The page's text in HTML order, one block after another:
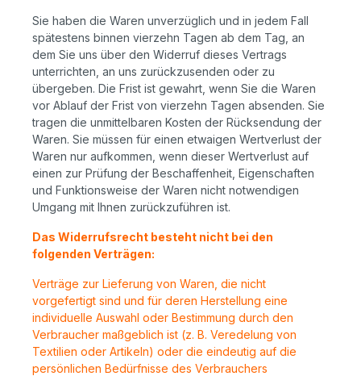
Sie haben die Waren unverzüglich und in jedem Fall
spätestens binnen vierzehn Tagen ab dem Tag, an
dem Sie uns über den Widerruf dieses Vertrags
unterrichten, an uns zurückzusenden oder zu
übergeben. Die Frist ist gewahrt, wenn Sie die Waren
vor Ablauf der Frist von vierzehn Tagen absenden. Sie
tragen die unmittelbaren Kosten der Rücksendung der
Waren. Sie müssen für einen etwaigen Wertverlust der
Waren nur aufkommen, wenn dieser Wertverlust auf
einen zur Prüfung der Beschaffenheit, Eigenschaften
und Funktionsweise der Waren nicht notwendigen
Umgang mit Ihnen zurückzuführen ist.
Das Widerrufsrecht besteht nicht bei den
folgenden Verträgen:
Verträge zur Lieferung von Waren, die nicht
vorgefertigt sind und für deren Herstellung eine
individuelle Auswahl oder Bestimmung durch den
Verbraucher maßgeblich ist (z. B. Veredelung von
Textilien oder Artikeln) oder die eindeutig auf die
persönlichen Bedürfnisse des Verbrauchers